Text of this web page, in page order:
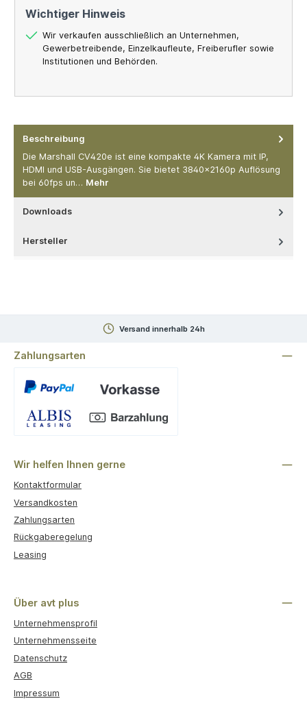
Wichtiger Hinweis
Wir verkaufen ausschließlich an Unternehmen,
Gewerbetreibende, Einzelkaufleute, Freiberufler sowie
Institutionen und Behörden.
Beschreibung
Die Marshall CV420e ist eine kompakte 4K Kamera mit IP,
HDMI und USB-Ausgängen. Sie bietet 3840x2160p Auflösung
bei 60fps un… Mehr
Downloads
Hersteller
Versand innerhalb 24h
Zahlungsarten
Wir helfen Ihnen gerne
Kontaktformular
Versandkosten
Zahlungsarten
Rückgaberegelung
Leasing
Über avt plus
Unternehmensprofil
Unternehmensseite
Datenschutz
AGB
Impressum